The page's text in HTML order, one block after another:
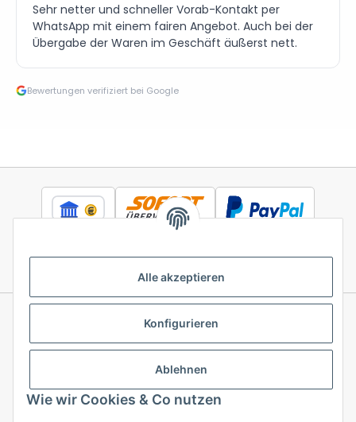
Alle akzeptieren
Konfigurieren
Ablehnen
Wie wir Cookies & Co nutzen
Sehr netter und schneller Vorab-Kontakt per
WhatsApp mit einem fairen Angebot. Auch bei der
Übergabe der Waren im Geschäft äußerst nett.
Bewertungen verifiziert bei Google
Informationen
Gesetzliche Informationen